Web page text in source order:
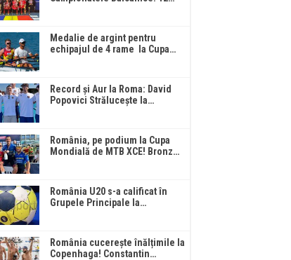
Medalie de argint pentru
echipajul de 4 rame la Cupa…
Record și Aur la Roma: David
Popovici Strălucește la…
România, pe podium la Cupa
Mondială de MTB XCE! Bronz…
România U20 s-a calificat în
Grupele Principale la…
România cucerește înălțimile la
Copenhaga! Constantin…